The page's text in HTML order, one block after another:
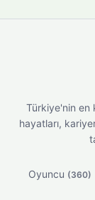
Türkiye'nin en
hayatları,
Oyuncu (360)